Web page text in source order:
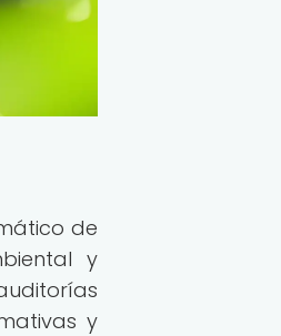
de
y
y